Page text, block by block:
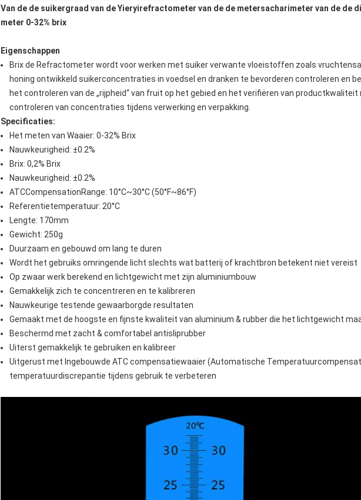
Van de de suikergraad van de Yieryirefractometer van de de metersacharimeter van de de
meter 0-32% brix
Eigenschappen
Brix de Refractometer wordt voor werken met suiker verwante vloeistoffen zoals
honing ontwikkeld suikerconcentraties in voedsel en dranken te bevorderen controleren en
het controleren van de „rijpheid“ van fruit op het gebied en het verifiëren van
controleren van concentraties tijdens verwerking en verpakking.
Specificaties:
Het meten van Waaier: 0-32% Brix
Nauwkeurigheid: ±0.2%
Brix: 0,2% Brix
Nauwkeurigheid: ±0.2%
ATCCompensationRange: 10°C~30°C (50°F~86°F)
Referentietemperatuur: 20°C
Lengte: 170mm
Gewicht: 250g
Duurzaam en gebouwd om lang te duren
Wordt het gebruiks omringende licht slechts wat batterij of krachtbron betekent niet vereist
Op zwaar werk berekend en lichtgewicht met zijn aluminiumbouw
Gemakkelijk zich te concentreren en te kalibreren
Nauwkeurige testende gewaarborgde resultaten
Gemaakt met de hoogste en fijnste kwaliteit van aluminium & rubber die het lichtgewicht
Beschermd met zacht & comfortabel antisliprubber
Uiterst gemakkelijk te gebruiken en kalibreer
Uitgerust met Ingebouwde ATC compensatiewaaier (Automatische
temperatuurdiscrepantie tijdens gebruik te verbeteren